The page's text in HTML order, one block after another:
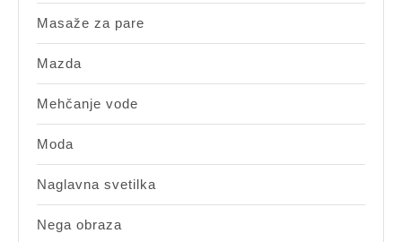
Masaže za pare
Mazda
Mehčanje vode
Moda
Naglavna svetilka
Nega obraza